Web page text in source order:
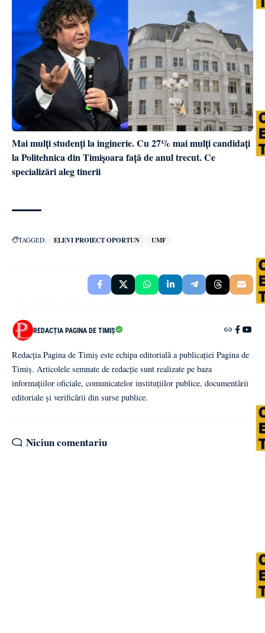
Mai mulți studenți la inginerie. Cu 27% mai mulți candidați
la Politehnica din Timișoara față de anul trecut. Ce
specializări aleg tinerii
TAGGED: ELEVI PROIECT OPORTUN UMF
REDACȚIA PAGINA DE TIMIȘ
Redacția Pagina de Timiș este echipa editorială a publicației Pagina de
Timiș. Articolele semnate de redacție sunt realizate pe baza
informațiilor oficiale, comunicatelor instituțiilor publice, documentării
editoriale și verificării din surse publice.
Niciun comentariu